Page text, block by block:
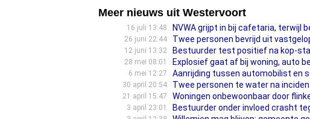
Meer nieuws uit Westervoort
16 juli 13:48 NVWA grijpt in bij cafetaria, terwijl
26 juni 22:44 Twee personen bevrijd uit
12 juni 13:32 Bestuurder test positief na kop-
28 mei 08:01 Explosief gaat af bij woning, auto
6 mei 12:27 Aanrijding tussen automobilist en
30 april 20:54 Twee personen te water na
21 april 15:47 Woningen onbewoonbaar door
3 april 23:01 Bestuurder onder invloed crasht